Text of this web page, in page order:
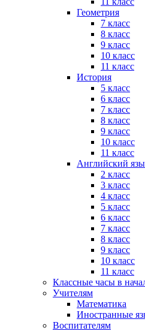
Геометрия
7 класс
8 класс
9 класс
10 класс
11 класс
История
5 класс
6 класс
7 класс
8 класс
9 класс
10 класс
11 класс
Английский
2 класс
3 класс
4 класс
5 класс
6 класс
7 класс
8 класс
9 класс
10 класс
11 класс
Классные часы в
Учителям
Математика
Иностранные
Воспитателям